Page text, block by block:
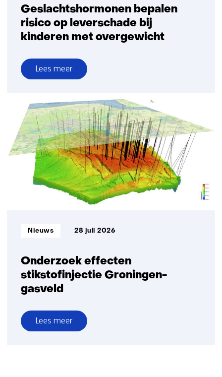
Geslachtshormonen bepalen
risico op leverschade bij
kinderen met overgewicht
Lees meer
over
bepalen
risico
op
leverschade
bij
kinderen
met
overgewicht
Onderzoek effecten
stikstofinjectie Groningen-
gasveld
Informatietype:
Nieuws 28 juli 2026
Lees meer
over